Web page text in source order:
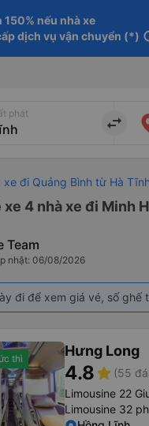
150% nếu nhà xe
dịch vụ vận chuyển (*)
phát
import_export
xe đi Quảng Bình từ Hà Tĩnh
4 nhà xe đi Minh
Team
nhật: 06/08/2026
đi để xem giá vé, số
thì Hưng Long
4.8star (55
Limousine 22
Limousine 32